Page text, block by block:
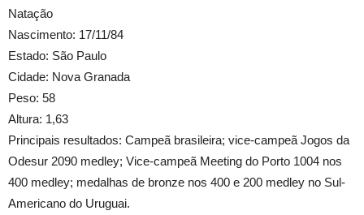
Natação
Nascimento: 17/11/84
Estado: São Paulo
Cidade: Nova Granada
Peso: 58
Altura: 1,63
Principais resultados: Campeã brasileira; vice-campeã Jogos da
Odesur 2090 medley; Vice-campeã Meeting do Porto 1004 nos
400 medley; medalhas de bronze nos 400 e 200 medley no Sul-
Americano do Uruguai.